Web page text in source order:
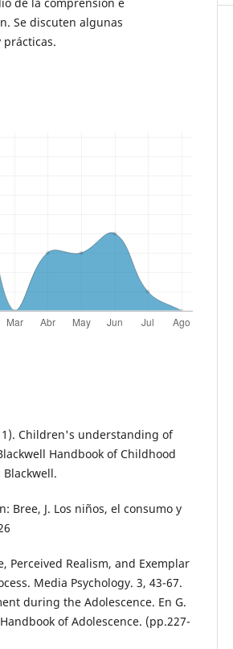
Se discuten algunas
prácticas.
Children's understanding of
Handbook of Childhood
Blackwell.
Bree, J. Los niños, el consumo y
Perceived Realism, and Exemplar
Media Psychology. 3, 43-67.
during the Adolescence. En G.
of Adolescence. (pp.227-